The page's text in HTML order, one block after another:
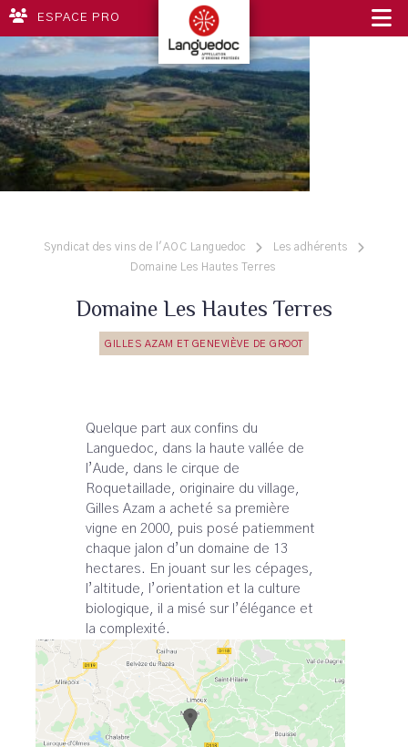
ESPACE PRO
Syndicat des vins de l'AOC Languedoc
Les adhérents
Domaine Les Hautes Terres
Domaine Les Hautes Terres
GILLES AZAM ET GENEVIÈVE DE GROOT
Quelque part aux confins du
Languedoc, dans la haute vallée de
l’Aude, dans le cirque de
Roquetaillade, originaire du village,
Gilles Azam a acheté sa première
vigne en 2000, puis posé patiemment
chaque jalon d’un domaine de 13
hectares. En jouant sur les cépages,
l’altitude, l’orientation et la culture
biologique, il a misé sur l’élégance et
la complexité.